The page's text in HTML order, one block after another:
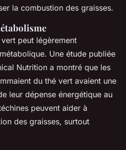
la combustion des graisses.
peut légèrement
Une étude publiée
Nutrition a montré que les
du thé vert avaient une
leur dépense énergétique au
peuvent aider à
des graisses, surtout